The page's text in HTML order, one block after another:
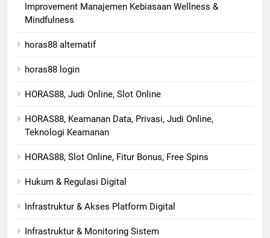
Improvement Manajemen Kebiasaan Wellness &
Mindfulness
horas88 alternatif
horas88 login
HORAS88, Judi Online, Slot Online
HORAS88, Keamanan Data, Privasi, Judi Online,
Teknologi Keamanan
HORAS88, Slot Online, Fitur Bonus, Free Spins
Hukum & Regulasi Digital
Infrastruktur & Akses Platform Digital
Infrastruktur & Monitoring Sistem